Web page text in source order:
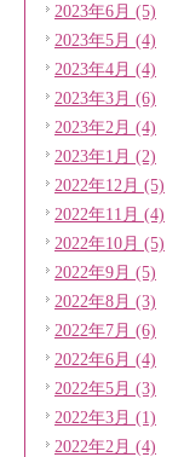
2023年6月 (5)
2023年5月 (4)
2023年4月 (4)
2023年3月 (6)
2023年2月 (4)
2023年1月 (2)
2022年12月 (5)
2022年11月 (4)
2022年10月 (5)
2022年9月 (5)
2022年8月 (3)
2022年7月 (6)
2022年6月 (4)
2022年5月 (3)
2022年3月 (1)
2022年2月 (4)